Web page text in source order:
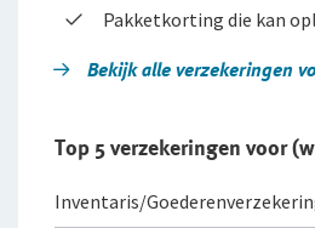
Expat Pakket Individueel
Expat Pakket Collectief
Werken bij De Goudse
Vacatures
Arbeidsvoorwaarden
Pakketkorting die kan
Bekijk alle verzekeringen
Top 5 verzekeringen voor
Inventaris/​